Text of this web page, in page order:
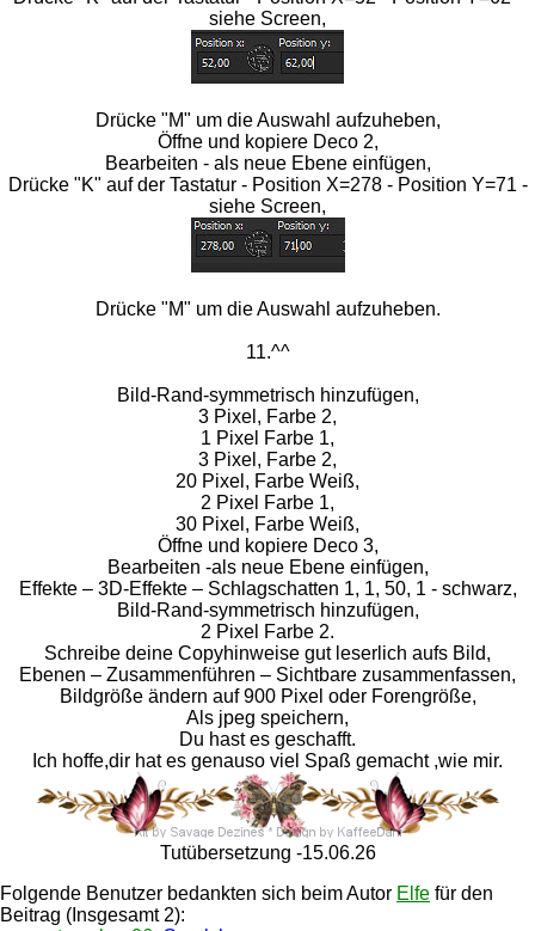
siehe Screen,
Drücke "M" um die Auswahl aufzuheben,
Öffne und kopiere Deco 2,
Bearbeiten - als neue Ebene einfügen,
Drücke "K" auf der Tastatur - Position X=278 - Position Y=71 -
siehe Screen,
Drücke "M" um die Auswahl aufzuheben.
11.^^
Bild-Rand-symmetrisch hinzufügen,
3 Pixel, Farbe 2,
1 Pixel Farbe 1,
3 Pixel, Farbe 2,
20 Pixel, Farbe Weiß,
2 Pixel Farbe 1,
30 Pixel, Farbe Weiß,
Öffne und kopiere Deco 3,
Bearbeiten -als neue Ebene einfügen,
Effekte – 3D-Effekte – Schlagschatten 1, 1, 50, 1 - schwarz,
Bild-Rand-symmetrisch hinzufügen,
2 Pixel Farbe 2.
Schreibe deine Copyhinweise gut leserlich aufs Bild,
Ebenen – Zusammenführen – Sichtbare zusammenfassen,
Bildgröße ändern auf 900 Pixel oder Forengröße,
Als jpeg speichern,
Du hast es geschafft.
Ich hoffe,dir hat es genauso viel Spaß gemacht ,wie mir.
Tutübersetzung -15.06.26
Folgende Benutzer bedankten sich beim Autor Elfe für den
Beitrag (Insgesamt 2):